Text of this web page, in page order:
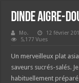
Dinde aigre-
Mo. 12 février
5,177 Vues
Un merveilleux plat
saveurs sucrés-salés.
habituellement